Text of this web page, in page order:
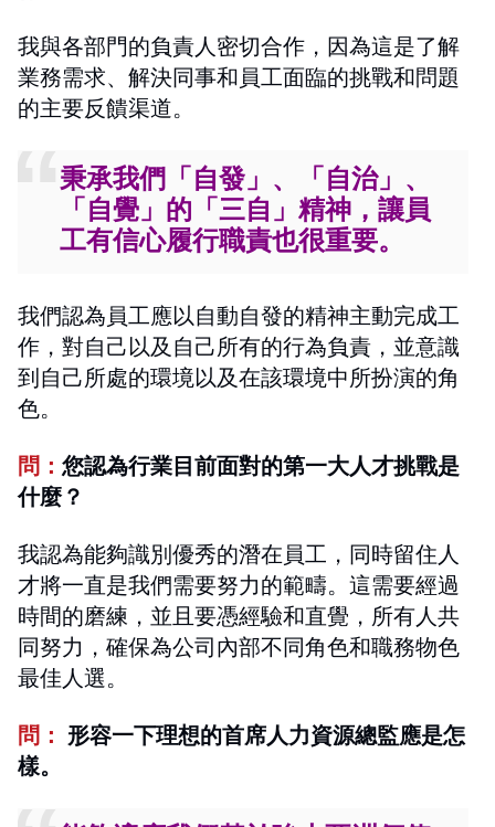
我與各部門的負責人密切合作，因為這是了解
業務需求、解決同事和員工面臨的挑戰和問題
的主要反饋渠道。
秉承我們「自發」、「自治」、
「自覺」的「三自」精神，讓員
工有信心履行職責也很重要。
我們認為員工應以自動自發的精神主動完成工
作，對自己以及自己所有的行為負責，並意識
到自己所處的環境以及在該環境中所扮演的角
色。
問： 您認為行業目前面對的第一大人才挑戰是
什麼？
我認為能夠識別優秀的潛在員工，同時留住人
才將一直是我們需要努力的範疇。這需要經過
時間的磨練，並且要憑經驗和直覺，所有人共
同努力，確保為公司內部不同角色和職務物色
最佳人選。
問： 形容一下理想的首席人力資源總監應是怎
樣。